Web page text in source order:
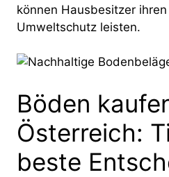
können Hausbesitzer
Umweltschutz leisten.
Böden
Österreich:
beste